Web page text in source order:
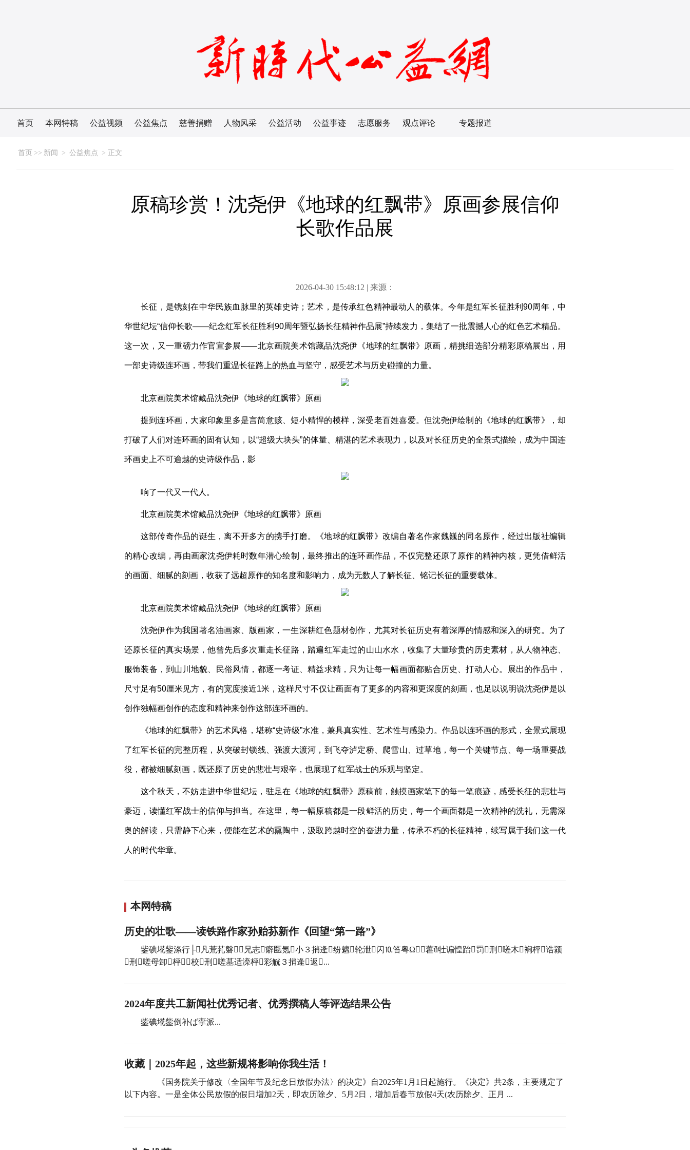
首页 本网特稿 公益视频 公益焦点 慈善捐赠 人物风采 公益活动 公益事迹 志愿服务 观点评论 专题报道
首页 >> 新闻 > 公益焦点 > 正文
原稿珍赏！沈尧伊《地球的红飘带》原画参展信仰
长歌作品展
2026-04-30 15:48:12 | 来源：
​长征，是镌刻在中华民族血脉里的英雄史诗；艺术，是传承红色精神最动人的载体。今年是红军长征胜利90周年，中
华世纪坛“信仰长歌——纪念红军长征胜利90周年暨弘扬长征精神作品展”持续发力，集结了一批震撼人心的红色艺术精品。
这一次，又一重磅力作官宣参展——北京画院美术馆藏品沈尧伊《地球的红飘带》原画，精挑细选部分精彩原稿展出，用
一部史诗级连环画，带我们重温长征路上的热血与坚守，感受艺术与历史碰撞的力量。
北京画院美术馆藏品沈尧伊《地球的红飘带》原画
提到连环画，大家印象里多是言简意赅、短小精悍的模样，深受老百姓喜爱。但沈尧伊绘制的《地球的红飘带》，却
打破了人们对连环画的固有认知，以“超级大块头”的体量、精湛的艺术表现力，以及对长征历史的全景式描绘，成为中国连
环画史上不可逾越的史诗级作品，影
响了一代又一代人。
北京画院美术馆藏品沈尧伊《地球的红飘带》原画
这部传奇作品的诞生，离不开多方的携手打磨。《地球的红飘带》改编自著名作家魏巍的同名原作，经过出版社编辑
的精心改编，再由画家沈尧伊耗时数年潜心绘制，最终推出的连环画作品，不仅完整还原了原作的精神内核，更凭借鲜活
的画面、细腻的刻画，收获了远超原作的知名度和影响力，成为无数人了解长征、铭记长征的重要载体。
北京画院美术馆藏品沈尧伊《地球的红飘带》原画
沈尧伊作为我国著名油画家、版画家，一生深耕红色题材创作，尤其对长征历史有着深厚的情感和深入的研究。为了
还原长征的真实场景，他曾先后多次重走长征路，踏遍红军走过的山山水水，收集了大量珍贵的历史素材，从人物神态、
服饰装备，到山川地貌、民俗风情，都逐一考证、精益求精，只为让每一幅画面都贴合历史、打动人心。展出的作品中，
尺寸足有50厘米见方，有的宽度接近1米，这样尺寸不仅让画面有了更多的内容和更深度的刻画，也足以说明说沈尧伊是以
创作独幅画创作的态度和精神来创作这部连环画的。
《地球的红飘带》的艺术风格，堪称“史诗级”水准，兼具真实性、艺术性与感染力。作品以连环画的形式，全景式展现
了红军长征的完整历程，从突破封锁线、强渡大渡河，到飞夺泸定桥、爬雪山、过草地，每一个关键节点、每一场重要战
役，都被细腻刻画，既还原了历史的悲壮与艰辛，也展现了红军战士的乐观与坚定。
这个秋天，不妨走进中华世纪坛，驻足在《地球的红飘带》原稿前，触摸画家笔下的每一笔痕迹，感受长征的悲壮与
豪迈，读懂红军战士的信仰与担当。在这里，每一幅原稿都是一段鲜活的历史，每一个画面都是一次精神的洗礼，无需深
奥的解读，只需静下心来，便能在艺术的熏陶中，汲取跨越时空的奋进力量，传承不朽的长征精神，续写属于我们这一代
人的时代华章。
本网特稿
历史的壮歌——读铁路作家孙贻荪新作《回望“第一路”》
鈭碘埖鈭涤行├凡荒芤磐兄志癖匦氪小３捎逄纷魑轮泄闪⒑笞粤Ω藿ǖ牡谝惶跆罚刑嗟木裥枰诰颍
刑嗟母卸枰校刑嗟墓适滦枰彩觥３捎逄返...
2024年度共工新闻社优秀记者、优秀撰稿人等评选结果公告
鈭碘埖鈭倒补ば挛派...
收藏｜2025年起，这些新规将影响你我生活！
《国务院关于修改〈全国年节及纪念日放假办法〉的决定》自2025年1月1日起施行。《决定》共2条，主要规定了
以下内容。一是全体公民放假的假日增加2天，即农历除夕、5月2日，增加后春节放假4天(农历除夕、正月 ...